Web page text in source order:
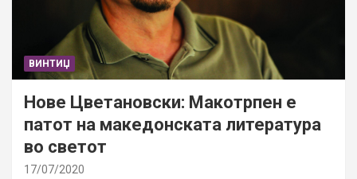
ВИНТИЏ
Нове Цветановски: Макотрпен е
патот на македонската литература
во светот
17/07/2020